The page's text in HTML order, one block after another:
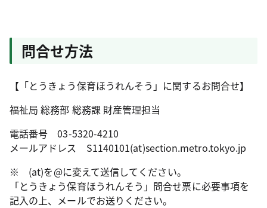
問合せ方法
【「とうきょう保育ほうれんそう」に関するお問合せ】
福祉局 総務部 総務課 財産管理担当
電話番号 03-5320-4210
メールアドレス S1140101(at)section.metro.tokyo.jp
※ (at)を@に変えて送信してください。
「とうきょう保育ほうれんそう」問合せ票に必要事項を
記入の上、メールでお送りください。